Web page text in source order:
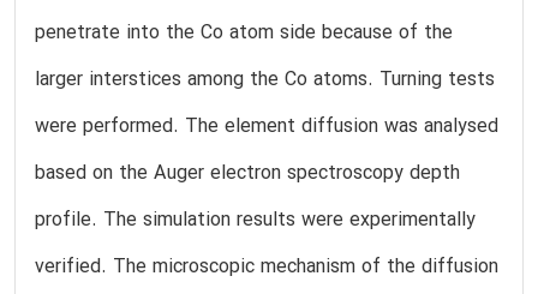
penetrate into the Co atom side because of the
larger interstices among the Co atoms. Turning tests
were performed. The element diffusion was analysed
based on the Auger electron spectroscopy depth
profile. The simulation results were experimentally
verified. The microscopic mechanism of the diffusion